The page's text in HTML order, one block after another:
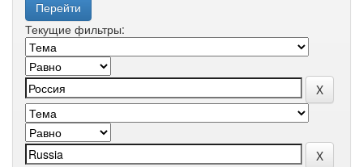
Текущие фильтры: